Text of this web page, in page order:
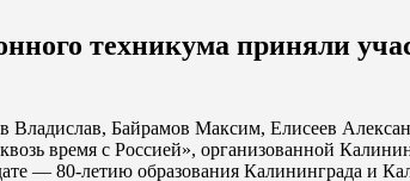
техникума приняли
Владислав, Байрамов Максим, Елисеев
время с Россией», организованной
— 80-летию образования Калининграда и